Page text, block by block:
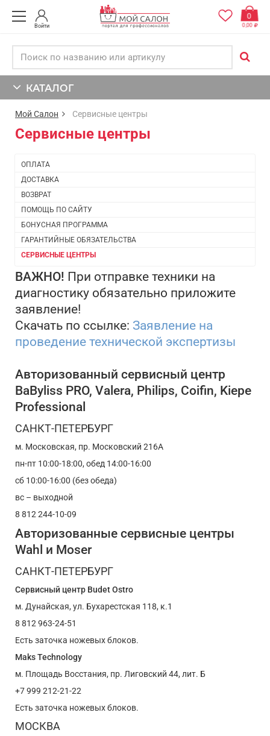
Войти
0
0,00
КАТАЛОГ
Мой Салон Сервисные центры
Сервисные центры
ОПЛАТА
ДОСТАВКА
ВОЗВРАТ
ПОМОЩЬ ПО САЙТУ
БОНУСНАЯ ПРОГРАММА
ГАРАНТИЙНЫЕ ОБЯЗАТЕЛЬСТВА
СЕРВИСНЫЕ ЦЕНТРЫ
ВАЖНО! При отправке техники на
диагностику обязательно приложите
заявление!
Скачать по ссылке: Заявление на
проведение технической экспертизы
Авторизованный сервисный центр
BaByliss PRO, Valera, Philips, Coifin, Kiepe
Professional
САНКТ-ПЕТЕРБУРГ
м. Московская, пр. Московский 216А
пн-пт 10:00-18:00, обед 14:00-16:00
сб 10:00-16:00 (без обеда)
вс – выходной
8 812 244-10-09
Авторизованные сервисные центры
Wahl и Moser
САНКТ-ПЕТЕРБУРГ
Сервисный центр Budet Ostro
м. Дунайская, ул. Бухарестская 118, к.1
8 812 963-24-51
Есть заточка ножевых блоков.
Maks Technology
м. Площадь Восстания, пр. Лиговский 44, лит. Б
+7 999 212-21-22
Есть заточка ножевых блоков.
МОСКВА